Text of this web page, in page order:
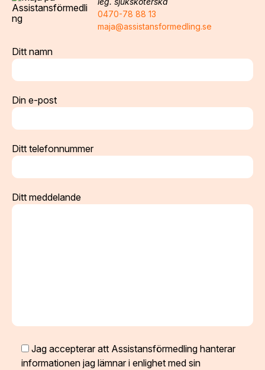
0470-78 88 13
maja@assistansformedling.se
Ditt namn
Din e-post
Ditt telefonnummer
Ditt meddelande
Jag accepterar att Assistansförmedling hanterar
informationen jag lämnar i enlighet med sin